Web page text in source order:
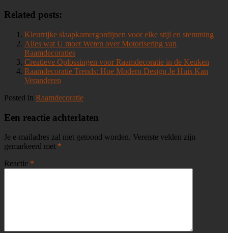
Related posts:
Kleurrijke slaapkamergordijnen voor elke stijl en stemming
Alles wat U moet Weten over Motorisering van
Raamdecoraties
Creatieve Oplossingen voor Raamdecoratie in de Keuken
Raamdecoratie Trends: Hoe Modern Design Je Huis Kan
Veranderen
Posted in Raamdecoratie
Een reactie achterlaten
Je e-mailadres zal niet getoond worden. Vereiste velden zijn
gemarkeerd met *
Reactie *